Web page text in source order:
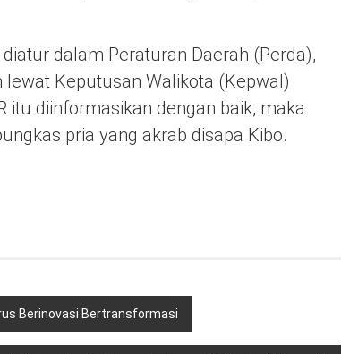
dalam Peraturan Daerah (Perda),
Keputusan Walikota (Kepwal)
itu diinformasikan dengan baik, maka
pria yang akrab disapa Kibo.
Berinovasi Bertransformasi